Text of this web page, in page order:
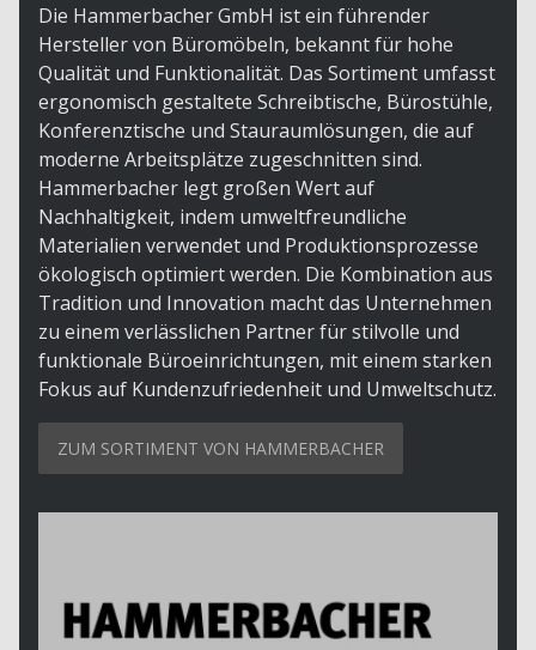
Die Hammerbacher GmbH ist ein führender
Hersteller von Büromöbeln, bekannt für hohe
Qualität und Funktionalität. Das Sortiment umfasst
ergonomisch gestaltete Schreibtische, Bürostühle,
Konferenztische und Stauraumlösungen, die auf
moderne Arbeitsplätze zugeschnitten sind.
Hammerbacher legt großen Wert auf
Nachhaltigkeit, indem umweltfreundliche
Materialien verwendet und Produktionsprozesse
ökologisch optimiert werden. Die Kombination aus
Tradition und Innovation macht das Unternehmen
zu einem verlässlichen Partner für stilvolle und
funktionale Büroeinrichtungen, mit einem starken
Fokus auf Kundenzufriedenheit und Umweltschutz.
ZUM SORTIMENT VON HAMMERBACHER